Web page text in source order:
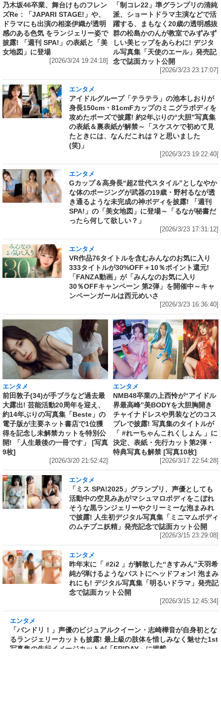
乃木坂46卒業、舞台けものフレン
ズRe：「JAPARI STAGE!」や、
ドラマにも出演の相楽伊織が透明
感のある色気 をランジェリー姿で
披露! 「週刊 SPA!」の表紙と「美
女地図」に登場
[2026/3/24 19:24:18]
「制コレ22」準グランプリの清純
派、ショートドラマ主演などで活
躍する、まもなく20歳の透明感抜
群の松島かのんが教室でみずみず
しい美ヒップをあらわに! デジタ
ル写真集「天使のエール」発売記
念で誌面カット公開
[2026/3/23 23:17:07]
エンタメ
アイドルグループ「テラテラ」の池本しおりが
身長150cm・81cmFカップのミニグラボディを
攻めたポーズで披露! 約2年ぶりの“大胆”写真集
の表紙＆裏表紙が解禁～「スケスケで初めて見
たときには、なんだこれは？と思いました
(笑)」
[2026/3/23 19:22:40]
エンタメ
Gカップ＆高身長“超Z世代スタイル”としなやか
な体のポージングが武器の19歳・野村るなが透
き通るような未完成の神ボディを披露! 「週刊
SPA!」の「美女地図」に登場～「るなが秘書だ
ったら何して欲しい？」
[2026/3/23 17:31:12]
エンタメ
VR作品76タイトルを含むみんなのお気に入り
333タイトルが30%OFF＋10％ポイント還元!
「FANZA動画」が「みんなのお気に入り
30％OFFキャンペーン 第2弾」を開催中～キャ
ンペーンガールは西元めいさ
[2026/3/23 16:36:40]
エンタメ
前田敦子(34)が手ブラなど過去最
大露出! 芸能活動20周年を迎え、
約14年ぶりの写真集「Beste」の
電子版が主要ネット書店で1位獲
得を記念し未解禁カットを特別公
開! 「人生最後の一冊です」 [写真
9枚]
[2026/3/20 21:52:42]
エンタメ
NMB48卒業の上西怜が“アイドル
界最高峰”美BODYを大胆胸開き
チャイナドレスや男装などのコス
プレで披露! 写真集のタイトルが
「 #れーちゃんこれくしょん 」に
決定、表紙・先行カット第2弾・
特典写真も解禁 [写真10枚]
[2026/3/17 22:54:28]
エンタメ
「ミス SPA!2025」グランプリ、声優としても
活動中の空見みあがマシュマロボディをこぼれ
そうな黒ランジェリーやクリーミーな泡まみれ
で披露! 人生初デジタル写真集「ミニマムボディ
のムチプニ妖精」発売記念で誌面カット公開
[2026/3/15 23:29:08]
エンタメ
昨年末に「 #2i2 」が解散した“きすみん”天羽希
純が弾けるようなバストにヘッドフォン! 泡まみ
れにも! デジタル写真集「明るいドラマ」発売記
念で誌面カット公開
[2026/3/15 12:45:34]
「バンドリ！」声優のビジュアルクイーン・志
崎樺音が自身初となるランジェリーカットも披
露! 最上級の肢体を惜しみなく魅せた1st写真集